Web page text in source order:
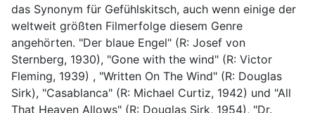
das Synonym für Gefühlskitsch, auch wenn einige der
weltweit größten Filmerfolge diesem Genre
angehörten. "Der blaue Engel" (R: Josef von
Sternberg, 1930), "Gone with the wind" (R: Victor
Fleming, 1939) , "Written On The Wind" (R: Douglas
Sirk), "Casablanca" (R: Michael Curtiz, 1942) und "All
That Heaven Allows" (R: Douglas Sirk, 1954), "Dr.